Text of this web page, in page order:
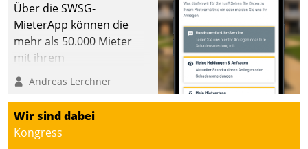
Über die SWSG-
MieterApp können die
mehr als 50.000 Mieter
mit ihrem
Wohnungsunternehmen
kommunizieren, auf dem
Laufenden bleiben, Daten
einsehen und ändern
oder
Andreas Lerchner
Wir sind dabei
Kongress